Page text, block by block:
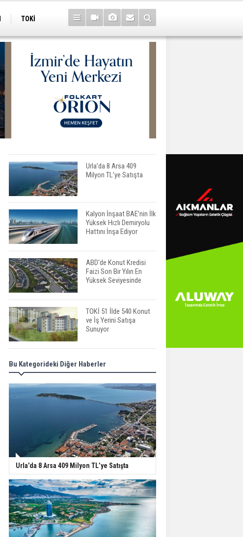
TOKİ
Urla’da 8 Arsa 409
Milyon TL’ye Satışta
Kalyon İnşaat BAE'nin İlk
Yüksek Hızlı Demiryolu
Hattını İnşa Ediyor
ABD'de Konut Kredisi
Faizi Son Bir Yılın En
Yüksek Seviyesinde
TOKİ 51 İlde 540 Konut
ve İş Yerini Satışa
Sunuyor
Yatırımcıların Bina Tercihi
Değişiyor: Dijital Altyapı
TOKİ'nin Kiralık Sosyal
Konut Modeli Kiraları
Düşürür Mü?
İkinci El Konut Fiyatları
İspanya'da Bir Yılda
Yüzde 16,2 Arttı
Konut Satışları Güçlü
Seyrini Korudu Yabancıya
Satış Geriledi
Bu Kategorideki Diğer Haberler
Urla’da 8 Arsa 409 Milyon TL’ye Satışta